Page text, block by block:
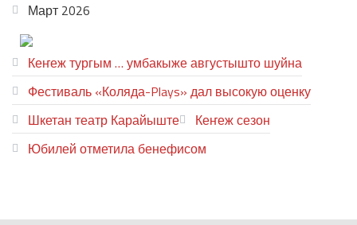
Март 2026
Кеҥеж тургым … умбакыже августышто шуйна
Фестиваль «Коляда-Plays» дал высокую оценку
Шкетан театр Карайыште
Кеҥеж сезон
Юбилей отметила бенефисом